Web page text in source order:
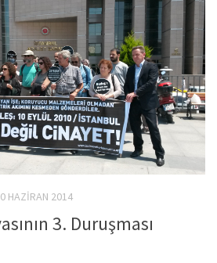
HAZIRAN 2014
3. Duruşması